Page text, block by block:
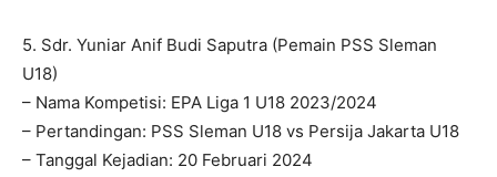
5. Sdr. Yuniar Anif Budi Saputra (Pemain PSS Sleman
U18)
– Nama Kompetisi: EPA Liga 1 U18 2023/2024
– Pertandingan: PSS Sleman U18 vs Persija Jakarta U18
– Tanggal Kejadian: 20 Februari 2024